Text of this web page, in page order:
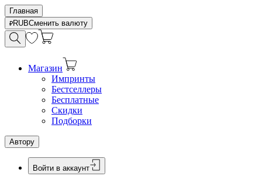
Главная
RUBСменить валюту
Магазин
Импринты
Бестселлеры
Бесплатные
Скидки
Подборки
Автору
Войти в аккаунт